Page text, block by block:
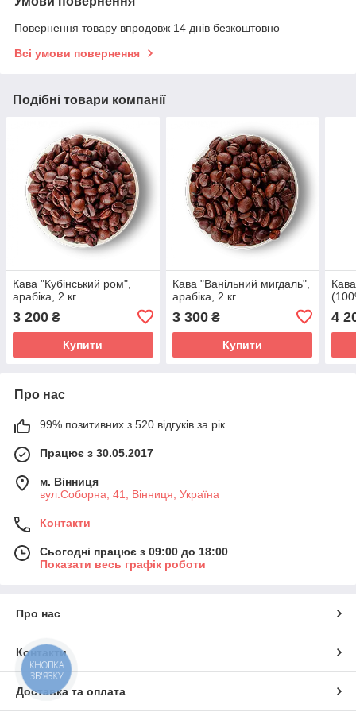
Повернення товару впродовж 14 днів безкоштовно
Всі умови повернення
Подібні товари компанії
Кава "Кубінський ром",
арабіка, 2 кг
3 200 ₴
Купити
Кава "Ванільний мигдаль",
арабіка, 2 кг
3 300₴
Купити
4
Про нас
99% позитивних з 520 відгуків за рік
Працює з 30.05.2017
м. Вінниця
вул.Соборна, 41, Вінниця, Україна
Контакти
Сьогодні працює з 09:00 до 18:00
Показати весь графік роботи
Про нас
Контакти
Доставка та оплата
КНОПКА
ЗВ'ЯЗКУ